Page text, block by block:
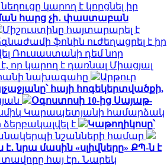
կարող է կորցնել իր
հարց չի․ փաստաբան
Միշուստինը հայտարարել է
ֆոնին ուժեղացրել է իր
Ռուսաստանի դեմ նոր
որ կարող է դառնալ Միացյալ
նախագահը
Արթուր
հայի հոգեկերտվածքի,
Օգոստոսի 10-ից Սայաթ-
Կարապետյանի համարձակ
է
Կաթողիկոսը՝
նշանների համար
նրա մասին «սլիվները» ՔՊ-ն է
հայ էր․ Նարեկ